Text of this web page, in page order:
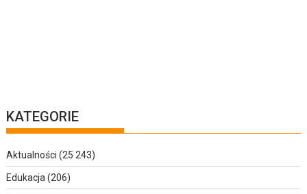
KATEGORIE
Aktualności (25 243)
Edukacja (206)